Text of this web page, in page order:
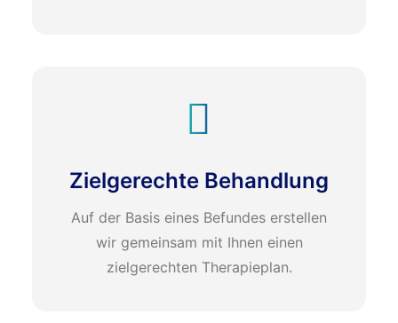
Zielgerechte Behandlung
Auf der Basis eines Befundes erstellen
wir gemeinsam mit Ihnen einen
zielgerechten Therapieplan.